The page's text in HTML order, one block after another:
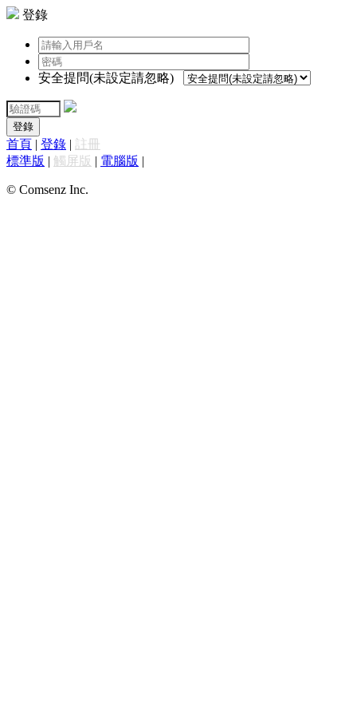
登錄
安全提問(未設定請忽略)
登錄
首頁 | 登錄 | 註冊
標準版 | 觸屏版 | 電腦版 |
© Comsenz Inc.